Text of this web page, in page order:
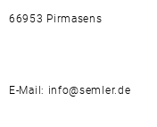
66953 Pirmasens
E-Mail: info@semler.de